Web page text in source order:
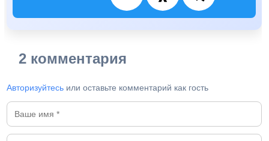
2 комментария
Авторизуйтесь или оставьте комментарий как гость